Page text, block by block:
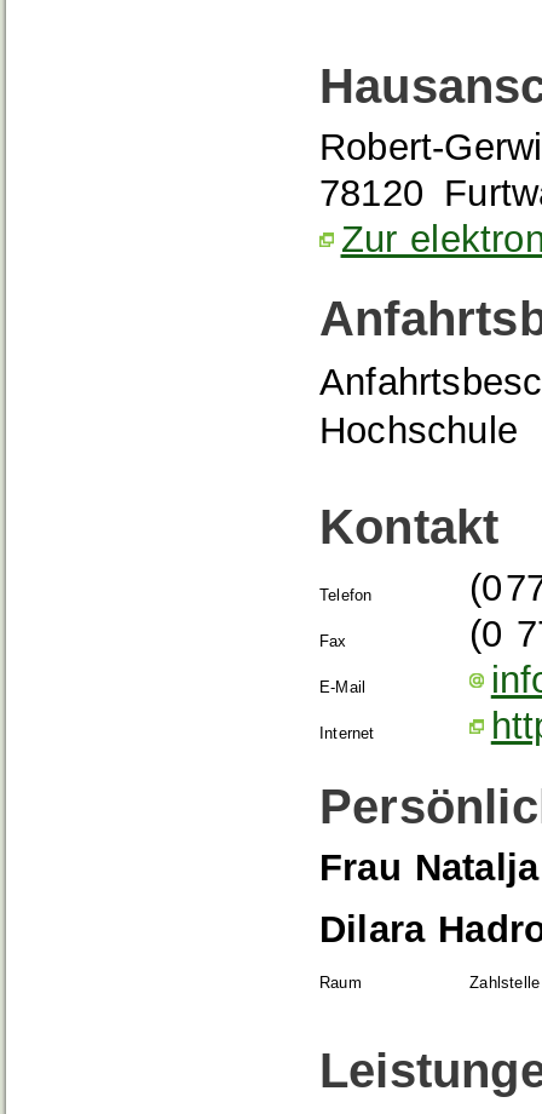
Robert-
78120
Zur
Hochschule
Kontakt
Telefon (0
Fax (0
E-Mail
Internet
Frau Natalja
Dilara
Raum Zahlstelle